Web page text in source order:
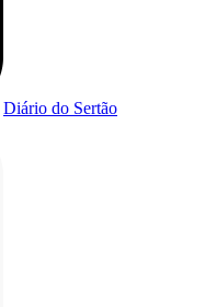
Diário do Sertão